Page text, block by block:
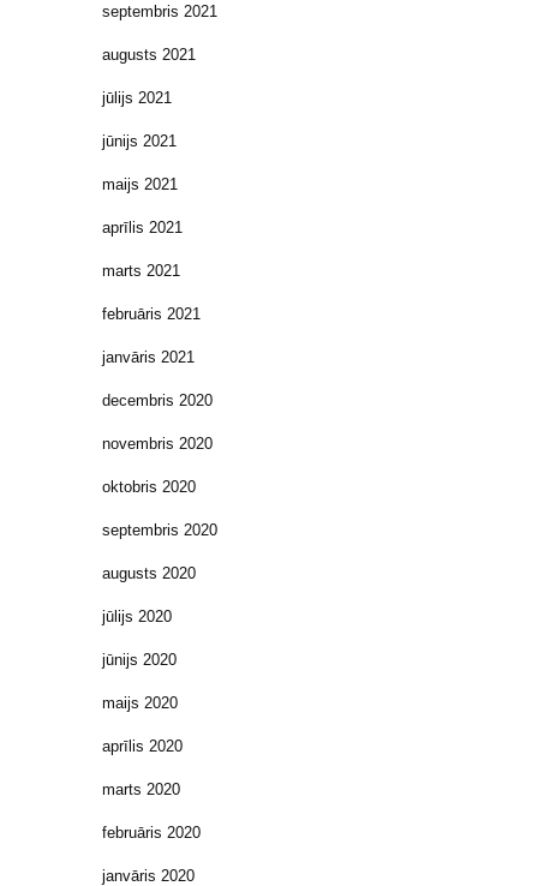
septembris 2021
augusts 2021
jūlijs 2021
jūnijs 2021
maijs 2021
aprīlis 2021
marts 2021
februāris 2021
janvāris 2021
decembris 2020
novembris 2020
oktobris 2020
septembris 2020
augusts 2020
jūlijs 2020
jūnijs 2020
maijs 2020
aprīlis 2020
marts 2020
februāris 2020
janvāris 2020